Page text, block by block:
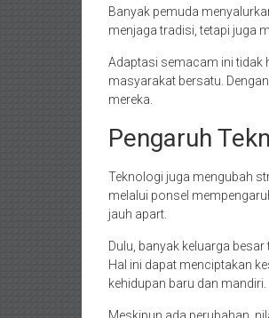
Banyak pemuda
menjaga tradisi, tetapi juga
Adaptasi semacam ini tidak
masyarakat bersatu.
mereka.
Pengaruh
Teknologi juga mengubah
melalui ponsel
jauh apart.
Dulu, banyak keluarga
Hal ini dapat menciptakan
kehidupan baru dan mandiri.